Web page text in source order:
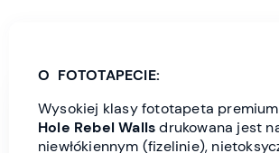
O FOTOTAPECIE:
Wysokiej klasy fototapeta premium
Hole Rebel Wallsdrukowana jest
niewłókiennym (fizelinie),